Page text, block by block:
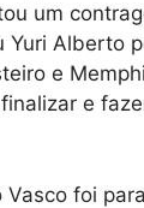
um
Yuri Alberto
e
e
Vasco foi